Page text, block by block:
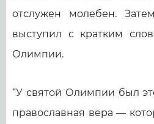
отслужен молебен.
выступил с кратким
Олимпии.
“У святой Олимпии был
православная вера —